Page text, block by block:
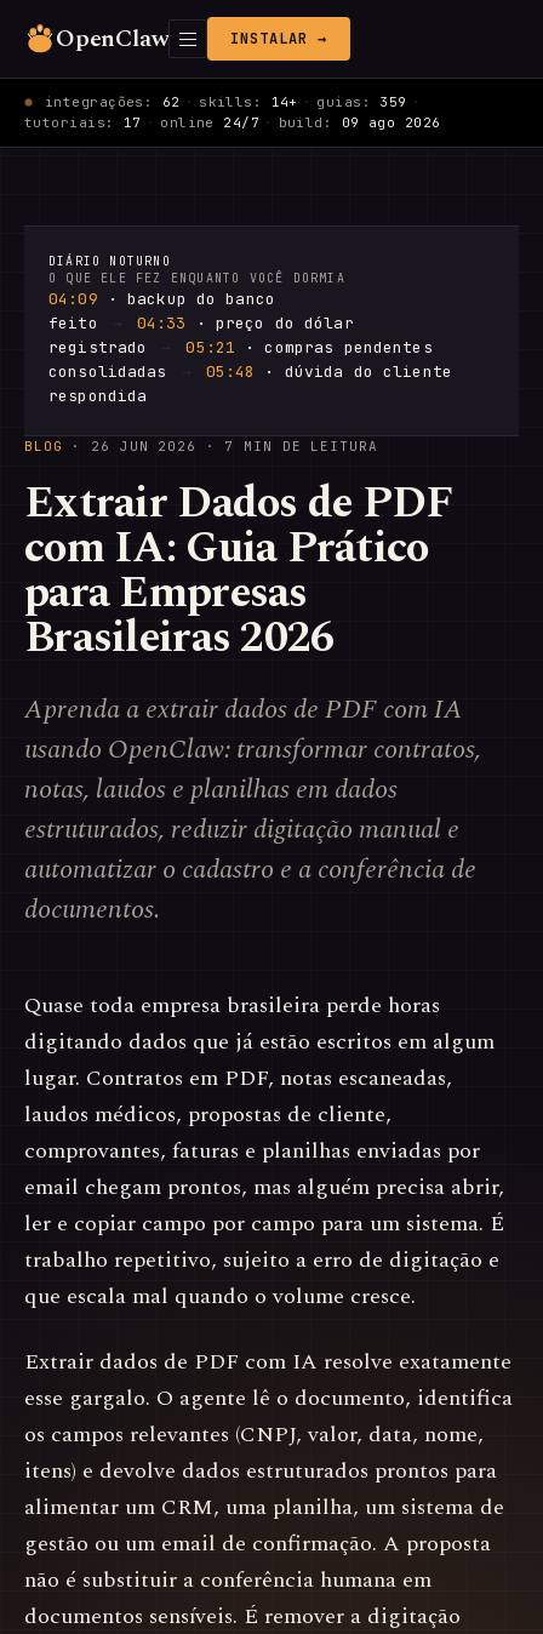
OpenClaw INSTALAR →
integrações: 62 · skills: 14+ · guias: 359 ·
tutoriais: 17 · online 24/7 · build: 09 ago 2026
DIÁRIO NOTURNO
O QUE ELE FEZ ENQUANTO VOCÊ DORMIA
04:09 · backup do banco
feito
04:33 · preço do dólar
registrado
05:21 · compras pendentes
consolidadas
05:48
· dúvida do cliente
respondida
BLOG · 26 JUN 2026 · 7 MIN DE LEITURA
Extrair Dados de PDF
com IA: Guia Prático
para Empresas
Brasileiras 2026
Aprenda a extrair dados de PDF com IA
usando OpenClaw: transformar contratos,
notas, laudos e planilhas em dados
estruturados, reduzir digitação manual e
automatizar o cadastro e a conferência de
documentos.
Quase toda empresa brasileira perde horas
digitando dados que já estão escritos em algum
lugar. Contratos em PDF, notas escaneadas,
laudos médicos, propostas de cliente,
comprovantes, faturas e planilhas enviadas por
email chegam prontos, mas alguém precisa abrir,
ler e copiar campo por campo para um sistema. É
trabalho repetitivo, sujeito a erro de digitação e
que escala mal quando o volume cresce.
Extrair dados de PDF com IA resolve exatamente
esse gargalo. O agente lê o documento, identifica
os campos relevantes (CNPJ, valor, data, nome,
itens) e devolve dados estruturados prontos para
alimentar um CRM, uma planilha, um sistema de
gestão ou um email de confirmação. A proposta
não é substituir a conferência humana em
documentos sensíveis. É remover a digitação